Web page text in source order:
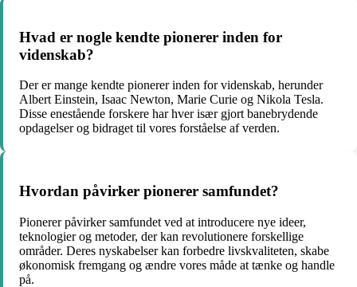
Hvad er nogle kendte pionerer inden for
videnskab?
Der er mange kendte pionerer inden for videnskab, herunder
Albert Einstein, Isaac Newton, Marie Curie og Nikola Tesla.
Disse enestående forskere har hver især gjort banebrydende
opdagelser og bidraget til vores forståelse af verden.
Hvordan påvirker pionerer samfundet?
Pionerer påvirker samfundet ved at introducere nye ideer,
teknologier og metoder, der kan revolutionere forskellige
områder. Deres nyskabelser kan forbedre livskvaliteten, skabe
økonomisk fremgang og ændre vores måde at tænke og handle
på.